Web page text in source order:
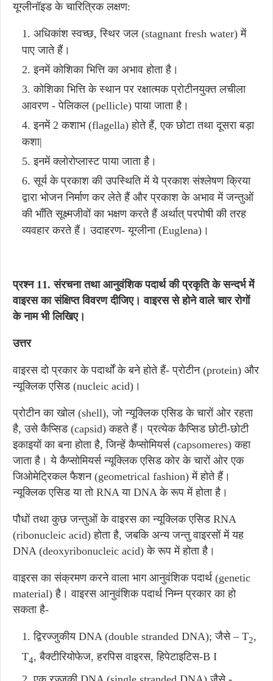
यूग्लीनॉइड के चारित्रिक लक्षण:
अधिकांश स्वच्छ, स्थिर जल (stagnant fresh water) में
पाए जाते हैं।
इनमें कोशिका भित्ति का अभाव होता है।
कोशिका भित्ति के स्थान पर रक्षात्मक प्रोटीनयुक्त लचीला
आवरण - पेलिकल (pellicle) पाया जाता है।
इनमें 2 कशाभ (flagella) होते हैं, एक छोटा तथा दूसरा बड़ा
कशा|
इनमें क्लोरोप्लास्ट पाया जाता है।
सूर्य के प्रकाश की उपस्थिति में ये प्रकाश संश्लेषण क्रिया
द्वारा भोजन निर्माण कर लेते हैं और प्रकाश के अभाव में जन्तुओं
की भाँति सूक्ष्मजीवों का भक्षण करते हैं अर्थात् परपोषी की तरह
व्यवहार करते हैं। उदाहरण- यूग्लीना (Euglena)।
प्रश्न 11. संरचना तथा आनुवंशिक पदार्थ की प्रकृति के सन्दर्भ में
वाइरस का संक्षिप्त विवरण दीजिए। वाइरस से होने वाले चार रोगों
के नाम भी लिखिए।
उत्तर
वाइरस दो प्रकार के पदार्थों के बने होते हैं- प्रोटीन (protein) और
न्यूक्लिक एसिड (nucleic acid)।
प्रोटीन का खोल (shell), जो न्यूक्लिक एसिड के चारों ओर रहता
है, उसे कैप्सिड (capsid) कहते हैं। प्रत्येक कैप्सिड छोटी-छोटी
इकाइयों का बना होता है, जिन्हें कैप्सोमियर्स (capsomeres) कहा
जाता है। ये कैप्सोमियर्स न्यूक्लिक एसिड कोर के चारों ओर एक
जिओमेट्रिकल फैशन (geometrical fashion) में होते हैं।
न्यूक्लिक एसिड या तो RNA या DNA के रूप में होता है।
पौधों तथा कुछ जन्तुओं के वाइरस का न्यूक्लिक एसिड RNA
(ribonucleic acid) होता है, जबकि अन्य जन्तु वाइरसों में यह
DNA (deoxyribonucleic acid) के रूप में होता है।
वाइरस का संक्रमण करने वाला भाग आनुवंशिक पदार्थ (genetic
material) है। वाइरस आनुवंशिक पदार्थ निम्न प्रकार का हो
सकता है-
द्विरज्जुकीय DNA (double stranded DNA); जैसे – T2,
T4, बैक्टीरियोफेज, हरपिस वाइरस, हिपेटाइटिस-B I